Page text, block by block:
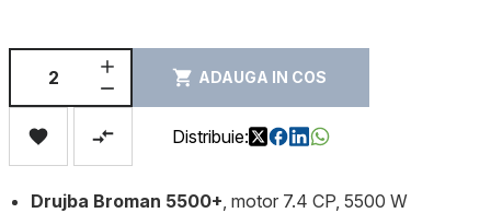
ADAUGA IN COS
Distribuie:
Drujba Broman 5500+ , motor 7.4 CP, 5500 W